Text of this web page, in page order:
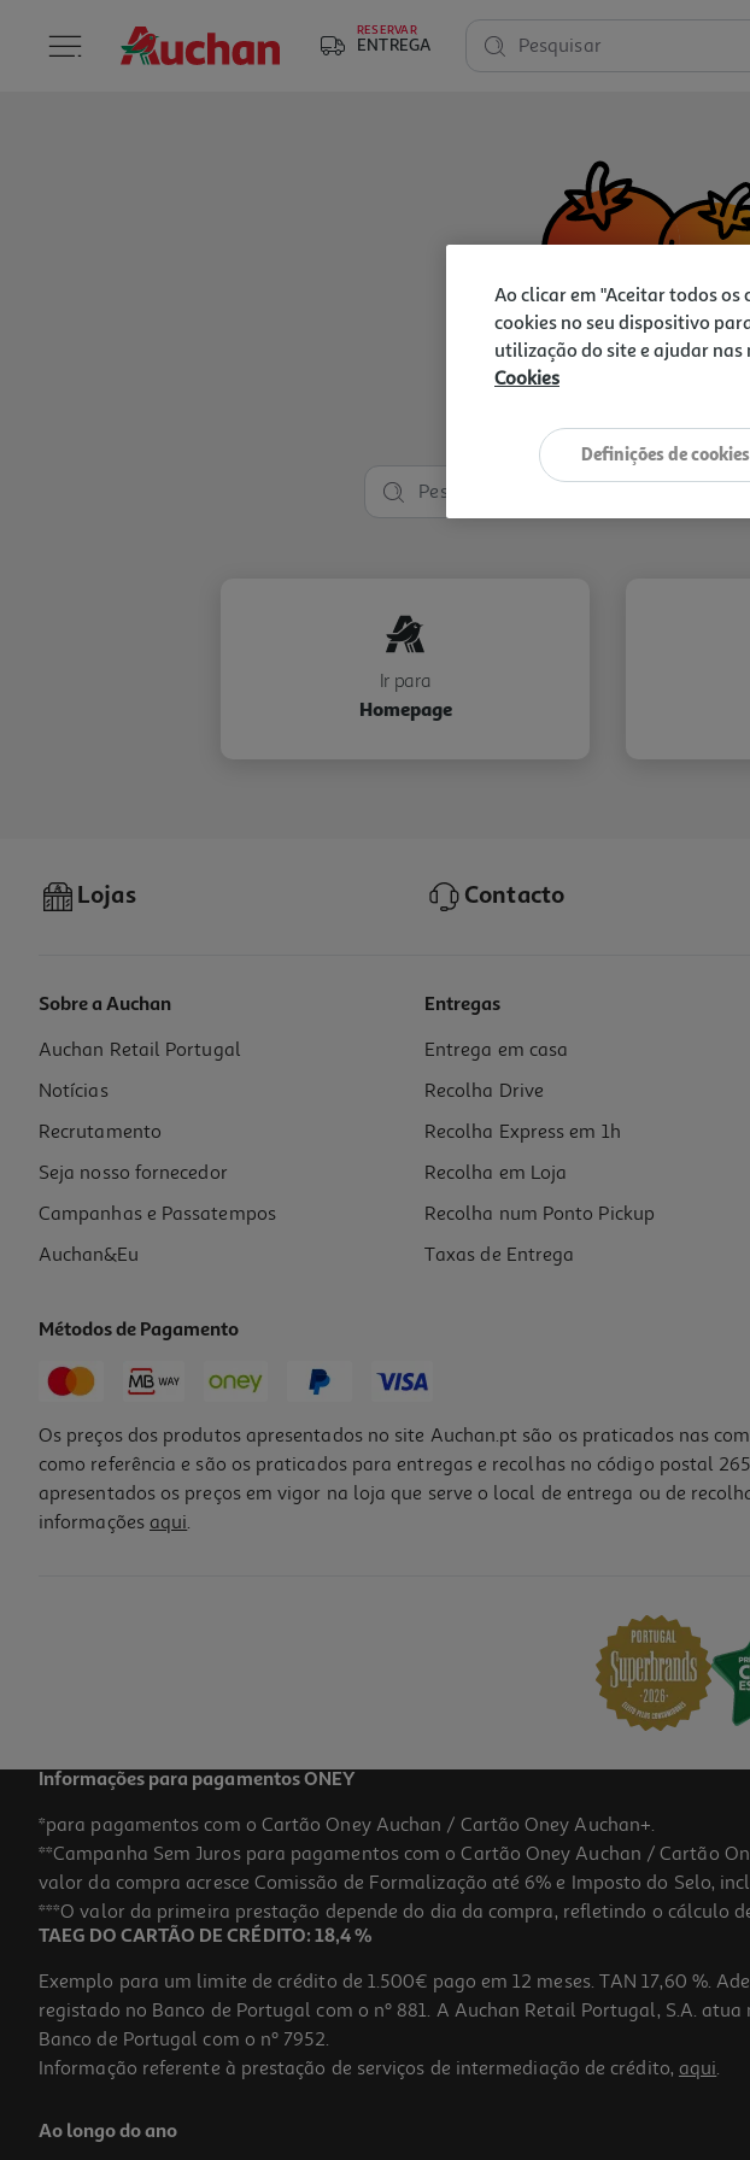
RESERVAR
ENTREGA Pesquisar
Vamos
Ir para
Homepage
Lojas Contacto
Sobre a Auchan
Auchan Retail Portugal
Notícias
Recrutamento
Seja nosso fornecedor
Campanhas e Passatempos
Auchan&Eu
Entregas
Entrega em casa
Recolha Drive
Recolha Express em 1h
Recolha em Loja
Recolha num Ponto Pickup
Taxas de Entrega
Métodos de Pagamento
Os preços dos produtos apresentados no site Auchan.pt são os praticados nas
como referência e são os praticados para entregas e recolhas no código postal
apresentados os preços em vigor na loja que serve o local de entrega ou de
informações aqui.
Informações para pagamentos ONEY
*para pagamentos com o Cartão Oney Auchan / Cartão Oney Auchan+.
**Campanha Sem Juros para pagamentos com o Cartão Oney Auchan / Cartão
valor da compra acresce Comissão de Formalização até 6% e Imposto do Selo,
***O valor da primeira prestação depende do dia da compra, refletindo o cálculo
TAEG DO CARTÃO DE CRÉDITO: 18,4 %
Exemplo para um limite de crédito de 1.500€ pago em 12 meses. TAN 17,60 %.
registado no Banco de Portugal com o nº 881. A Auchan Retail Portugal, S.A.
Banco de Portugal com o nº 7952.
Informação referente à prestação de serviços de intermediação de crédito, aqui.
Ao longo do ano
Ao clicar em "Aceitar todos os
cookies no seu dispositivo
utilização do site e ajudar
Cookies
Definições de cookies